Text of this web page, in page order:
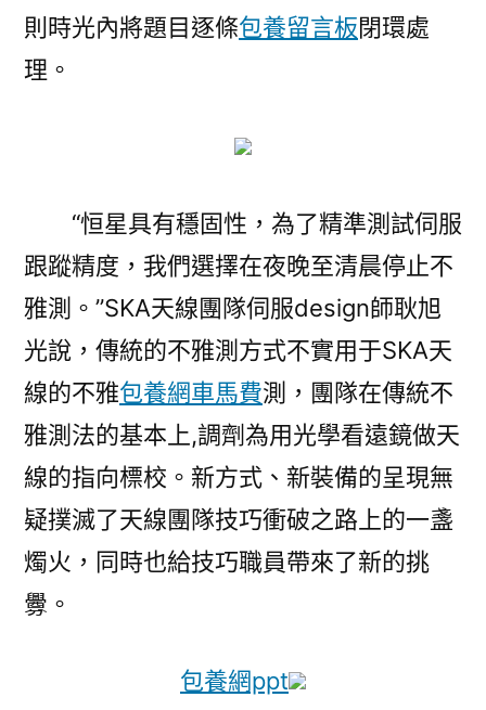
則時光內將題目逐條包養留言板閉環處
理。
“恒星具有穩固性，為了精準測試伺服
跟蹤精度，我們選擇在夜晚至清晨停止不
雅測。”SKA天線團隊伺服design師耿旭
光說，傳統的不雅測方式不實用于SKA天
線的不雅包養網車馬費測，團隊在傳統不
雅測法的基本上,調劑為用光學看遠鏡做天
線的指向標校。新方式、新裝備的呈現無
疑撲滅了天線團隊技巧衝破之路上的一盞
燭火，同時也給技巧職員帶來了新的挑
釁。
包養網ppt